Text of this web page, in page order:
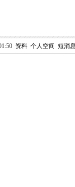
资料 个人空间 短消